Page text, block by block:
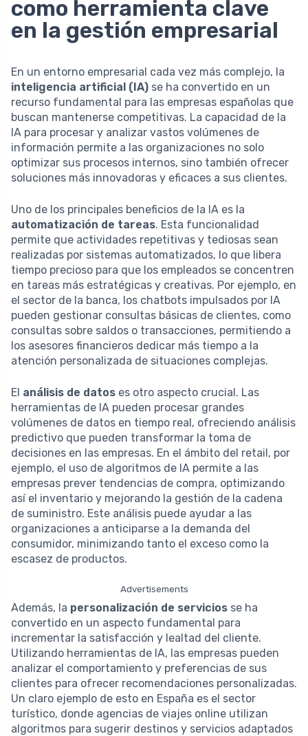
como herramienta clave
en la gestión empresarial
En un entorno empresarial cada vez más complejo, la
inteligencia artificial (IA) se ha convertido en un
recurso fundamental para las empresas españolas que
buscan mantenerse competitivas. La capacidad de la
IA para procesar y analizar vastos volúmenes de
información permite a las organizaciones no solo
optimizar sus procesos internos, sino también ofrecer
soluciones más innovadoras y eficaces a sus clientes.
Uno de los principales beneficios de la IA es la
automatización de tareas. Esta funcionalidad
permite que actividades repetitivas y tediosas sean
realizadas por sistemas automatizados, lo que libera
tiempo precioso para que los empleados se concentren
en tareas más estratégicas y creativas. Por ejemplo, en
el sector de la banca, los chatbots impulsados por IA
pueden gestionar consultas básicas de clientes, como
consultas sobre saldos o transacciones, permitiendo a
los asesores financieros dedicar más tiempo a la
atención personalizada de situaciones complejas.
El análisis de datos es otro aspecto crucial. Las
herramientas de IA pueden procesar grandes
volúmenes de datos en tiempo real, ofreciendo análisis
predictivo que pueden transformar la toma de
decisiones en las empresas. En el ámbito del retail, por
ejemplo, el uso de algoritmos de IA permite a las
empresas prever tendencias de compra, optimizando
así el inventario y mejorando la gestión de la cadena
de suministro. Este análisis puede ayudar a las
organizaciones a anticiparse a la demanda del
consumidor, minimizando tanto el exceso como la
escasez de productos.
Advertisements
Además, la personalización de servicios se ha
convertido en un aspecto fundamental para
incrementar la satisfacción y lealtad del cliente.
Utilizando herramientas de IA, las empresas pueden
analizar el comportamiento y preferencias de sus
clientes para ofrecer recomendaciones personalizadas.
Un claro ejemplo de esto en España es el sector
turístico, donde agencias de viajes online utilizan
algoritmos para sugerir destinos y servicios adaptados